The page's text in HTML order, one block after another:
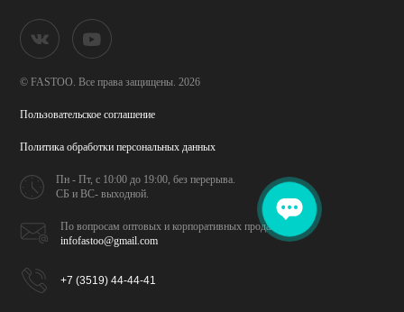
© FASTOO. Все права защищены. 2026
Пользовательское соглашение
Политика обработкиперсональных данных
Пн - Пт, с 10:00 до 19:00,без перерыва.
СБ и ВС- выходной.
По вопросам оптовых икорпоративных продаж
infofastoo@gmail.com
+7 (3519) 44-44-41